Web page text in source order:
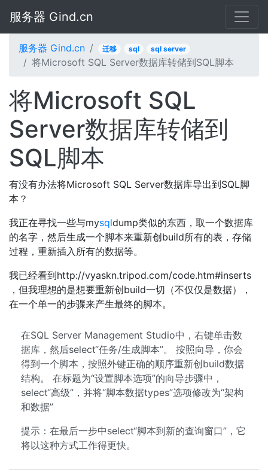
服务器 Gind.cn
服务器 Gind.cn 迁移 sql sql server
将Microsoft SQL Server数据库转储到SQL脚本
将Microsoft SQL
Server数据库转储到
SQL脚本
有没有办法将Microsoft SQL Server数据库导出到SQL脚
本？
我正在寻找一些与mysqldump类似的东西，取一个数据库
的名字，然后生成一个脚本来重新创build所有的表，存储
过程，重新插入所有的数据等。
我已经看到http://vyaskn.tripod.com/code.htm#inserts
，但我理想的是想要重新创build一切（不仅仅是数据），
在一个单一的步骤来产生最终的脚本。
在SQL Server Management Studio中，右键单击数
据库，然后select“任务/生成脚本”。 按照向导，你会
得到一个脚本，按照外键正确的顺序重新创build数据
结构。 在标题为“设置脚本选项”的向导步骤中，
select“高级”，并将“脚本数据types”选项修改为“架构
和数据”
提示：在最后一步中select“脚本到新的查询窗口”，它
将以这种方式工作得更快。